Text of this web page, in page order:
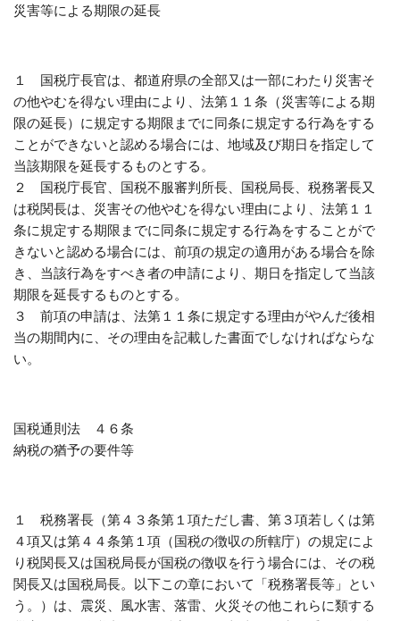
災害等による期限の延長
１ 国税庁長官は、都道府県の全部又は一部にわたり災害そ
の他やむを得ない理由により、法第１１条（災害等による期
限の延長）に規定する期限までに同条に規定する行為をする
ことができないと認める場合には、地域及び期日を指定して
当該期限を延長するものとする。
２ 国税庁長官、国税不服審判所長、国税局長、税務署長又
は税関長は、災害その他やむを得ない理由により、法第１１
条に規定する期限までに同条に規定する行為をすることがで
きないと認める場合には、前項の規定の適用がある場合を除
き、当該行為をすべき者の申請により、期日を指定して当該
期限を延長するものとする。
３ 前項の申請は、法第１１条に規定する理由がやんだ後相
当の期間内に、その理由を記載した書面でしなければならな
い。
国税通則法 ４６条
納税の猶予の要件等
１ 税務署長（第４３条第１項ただし書、第３項若しくは第
４項又は第４４条第１項（国税の徴収の所轄庁）の規定によ
り税関長又は国税局長が国税の徴収を行う場合には、その税
関長又は国税局長。以下この章において「税務署長等」とい
う。）は、震災、風水害、落雷、火災その他これらに類する